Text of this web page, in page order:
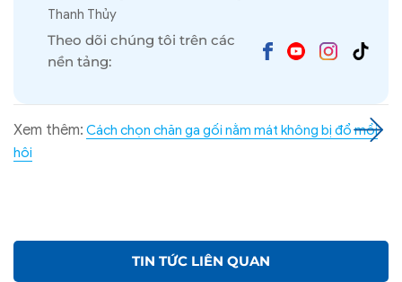
Thanh Thủy
Theo dõi chúng tôi trên các
nền tảng:
Xem thêm: Cách chọn chăn ga gối nằm mát không bị đổ mồi
hôi
TIN TỨC LIÊN QUAN